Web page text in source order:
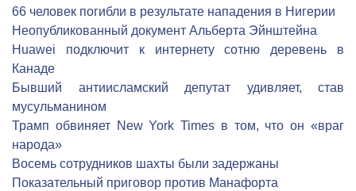
66 человек погибли в результате нападения в Нигерии
Неопубликованный документ Альберта Эйнштейна
Huawei подключит к интернету сотню деревень в
Канаде
Бывший антиисламский депутат удивляет, став
мусульманином
Трамп обвиняет New York Times в том, что он «враг
народа»
Восемь сотрудников шахты были задержаны
Показательный приговор против Манафорта